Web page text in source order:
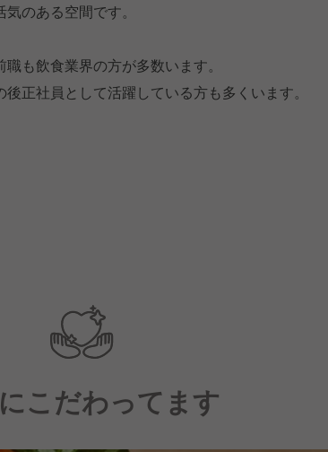
のある空間です。
も飲食業界の方が多数います。
正社員として活躍している方も多くいます。
こだわってます